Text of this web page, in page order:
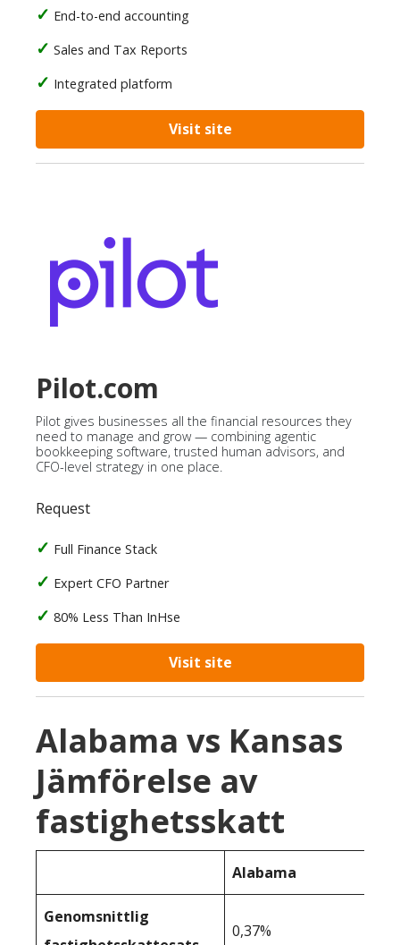
End-to-end accounting
Sales and Tax Reports
Integrated platform
Visit site
Pilot.com
Pilot gives businesses all the financial resources they
need to manage and grow — combining agentic
bookkeeping software, trusted human advisors, and
CFO-level strategy in one place.
Request
Full Finance Stack
Expert CFO Partner
80% Less Than InHse
Visit site
Alabama vs Kansas
Jämförelse av
fastighetsskatt
Alabama
Genomsnittlig
0,37%